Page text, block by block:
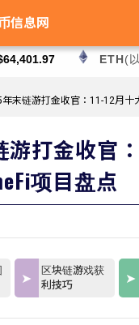
信息网
ETH(
年末链游打金收官：11-12月十
游打金收官
项目盘点
区块链游戏获
利技巧